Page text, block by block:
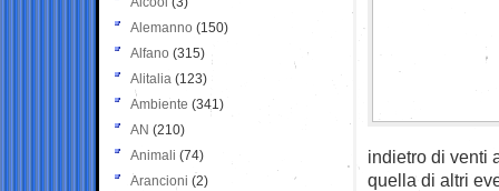
indietro di venti
quella di altri
Alemanno (150)
Alfano (315)
Alitalia (123)
Ambiente (341)
AN (210)
Animali (74)
Arancioni (2)